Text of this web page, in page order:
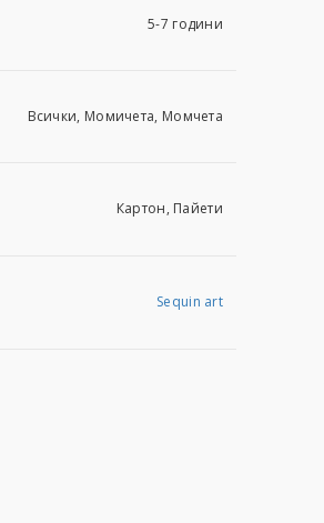
5-7 години
Всички, Момичета, Момчета
Картoн, Пайети
Sequin art